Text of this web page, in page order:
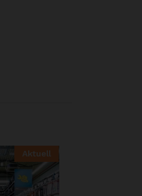
Aktuell